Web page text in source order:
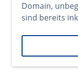
Domain,
sind bereits